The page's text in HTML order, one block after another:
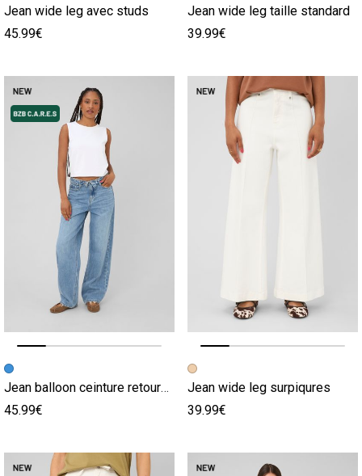
Jean wide leg avec studs
45.99€
Jean wide leg taille standard
39.99€
Image précédente
Image suivante
Jean balloon ceinture retournée
45.99€
Image précédente
Image suivante
Jean wide leg surpiqures
39.99€